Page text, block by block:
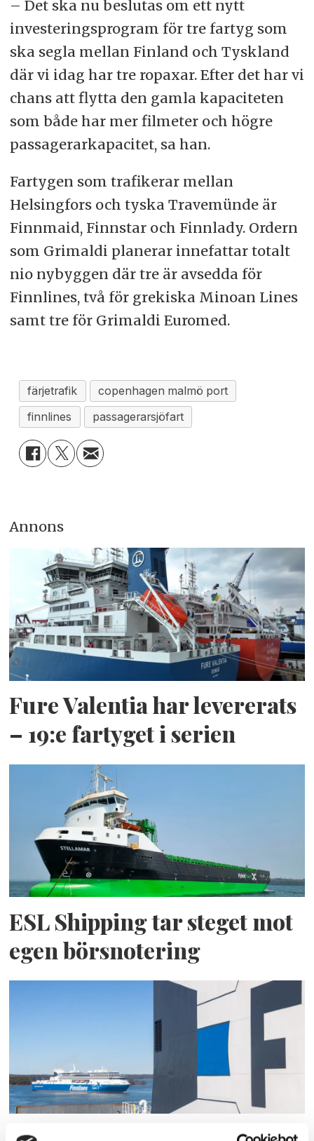
– Det ska nu beslutas om ett nytt
investeringsprogram för tre fartyg som
ska segla mellan Finland och Tyskland
där vi idag har tre ropaxar. Efter det har vi
chans att flytta den gamla kapaciteten
som både har mer filmeter och högre
passagerarkapacitet, sa han.
Fartygen som trafikerar mellan
Helsingfors och tyska Travemünde är
Finnmaid, Finnstar och Finnlady. Ordern
som Grimaldi planerar innefattar totalt
nio nybyggen där tre är avsedda för
Finnlines, två för grekiska Minoan Lines
samt tre för Grimaldi Euromed.
färjetrafik
copenhagen malmö port
finnlines
passagerarsjöfart
Annons
Fure Valentia har levererats
– 19:e fartyget i serien
ESL Shipping tar steget mot
egen börsnotering